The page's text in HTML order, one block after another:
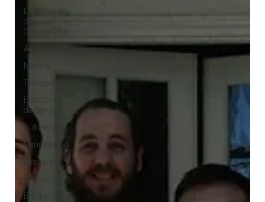
Dustribución
del
Combustible
Aeropuertos
Minería
Transportes
Estaciones
de Servicio
Autoservicio
Rentabilidad
Inversión
Innovación
Equipo